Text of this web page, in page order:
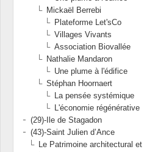
Mickaël Berrebi
Plateforme Let'sCo
Villages Vivants
Association Biovallée
Nathalie Mandaron
Une plume à l'édifice
Stéphan Hoornaert
La pensée systémique
L'économie régénérative
(29)-Ile de Stagadon
(43)-Saint Julien d’Ance
Le Patrimoine architectural